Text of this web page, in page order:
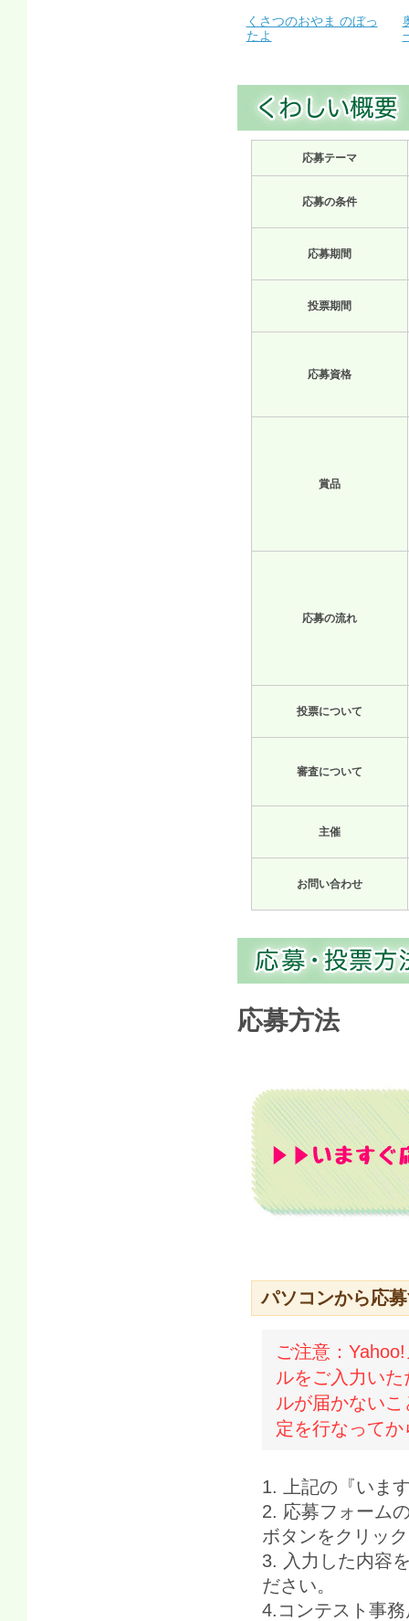
くさつのおやま のぼっ
たよ
応募テーマ
応募の条件
応募期間
投票期間
応募資格
賞品
応募の流れ
投票について
審査について
主催
お問い合わせ
応募方法
パソコンから応
ご注意：
ルをご入力い
ルが届かない
定を行なって
1. 上記の『いま
2. 応募フォーム
ボタンをクリッ
3. 入力した内容
ださい。
4.コンテスト事